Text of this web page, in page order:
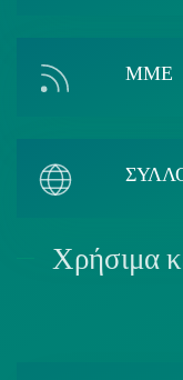
ΜΜΕ
Χρήσιμα